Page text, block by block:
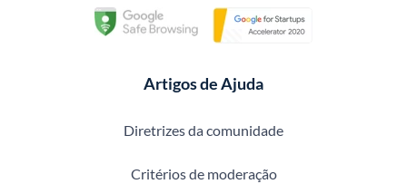
Artigos de Ajuda
Diretrizes da comunidade
Critérios de moderação